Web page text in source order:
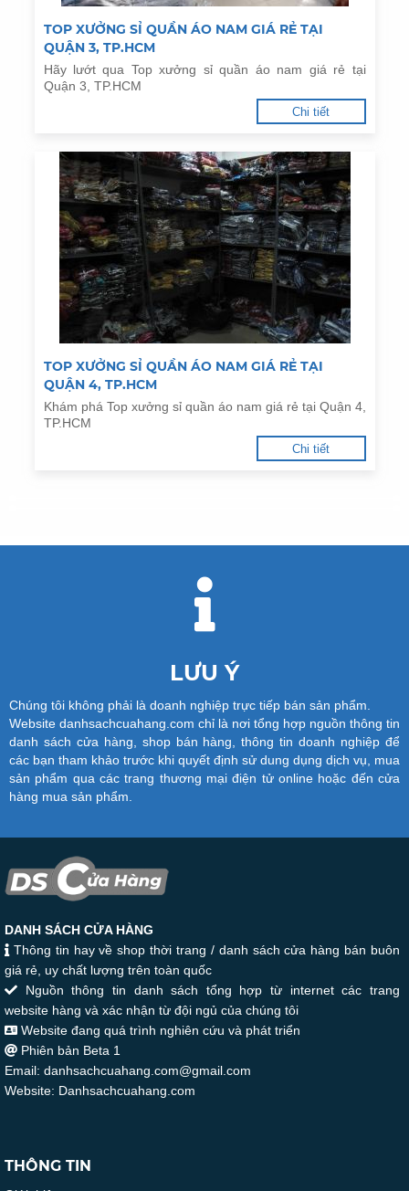
TOP XƯỞNG SỈ QUẦN ÁO NAM GIÁ RẺ TẠI
QUẬN 3, TP.HCM
Hãy lướt qua Top xưởng sỉ quần áo nam giá rẻ tại
Quận 3, TP.HCM
Chi tiết
TOP XƯỞNG SỈ QUẦN ÁO NAM GIÁ RẺ TẠI
QUẬN 4, TP.HCM
Khám phá Top xưởng sỉ quần áo nam giá rẻ tại Quận 4,
TP.HCM
Chi tiết
LƯU Ý
Chúng tôi không phải là doanh nghiệp trực tiếp bán sản phẩm.
Website danhsachcuahang.com chỉ là nơi tổng hợp nguồn thông tin
danh sách cửa hàng, shop bán hàng, thông tin doanh nghiệp để
các bạn tham khảo trước khi quyết định sử dung dụng dịch vụ, mua
sản phẩm qua các trang thương mại điện tử online hoặc đến cửa
hàng mua sản phẩm.
DANH SÁCH CỬA HÀNG
Thông tin hay về shop thời trang / danh sách cửa hàng bán buôn
giá rẻ, uy chất lượng trên toàn quốc
Nguồn thông tin danh sách tổng hợp từ internet các trang
website hàng và xác nhận từ đội ngủ của chúng tôi
Website đang quá trình nghiên cứu và phát triển
Phiên bản Beta 1
Email: danhsachcuahang.com@gmail.com
Website: Danhsachcuahang.com
THÔNG TIN